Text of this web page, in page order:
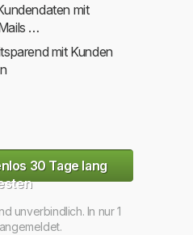
mit
…
mit Kunden
30 Tage lang
unverbindlich. In nur 1